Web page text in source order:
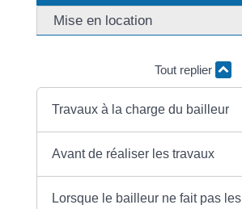
Mise en location
Tout replier
Travaux à la charge du bailleur
Avant de réaliser les travaux
Lorsque le bailleur ne fait pas les